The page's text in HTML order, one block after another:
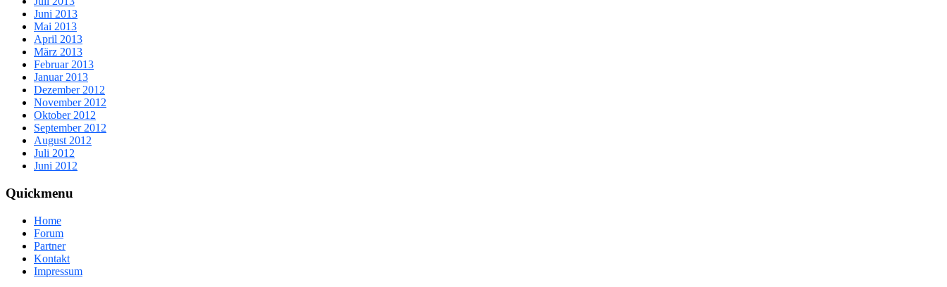
Juni 2013
Mai 2013
April 2013
März 2013
Februar 2013
Januar 2013
Dezember 2012
November 2012
Oktober 2012
September 2012
August 2012
Juli 2012
Juni 2012
Quickmenu
Home
Forum
Partner
Kontakt
Impressum